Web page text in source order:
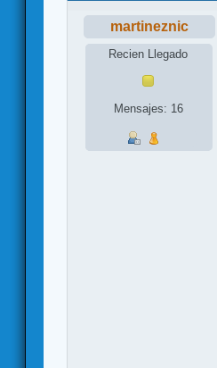
martineznic
Recien Llegado
Mensajes: 16